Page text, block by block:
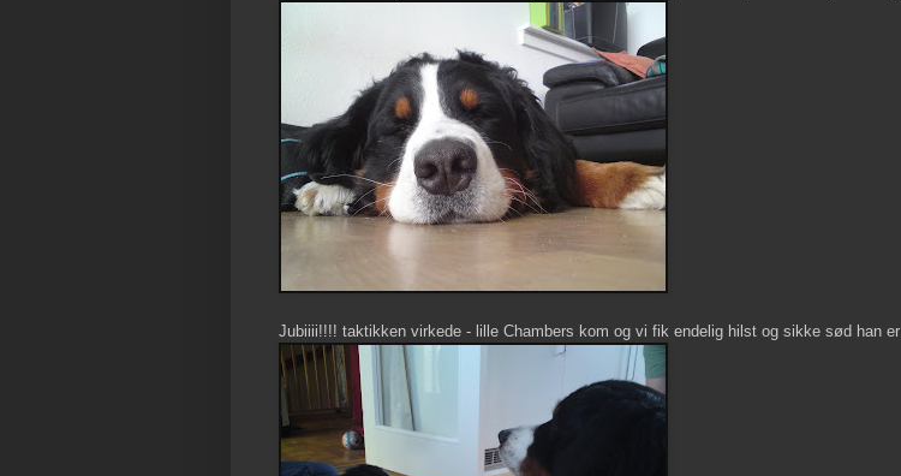
Jubiiii!!!! taktikken virkede - lille Chambers kom og vi fik endelig hilst og sikke sød han er